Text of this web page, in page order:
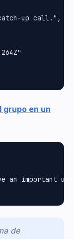
up call.",
en un
an important
de